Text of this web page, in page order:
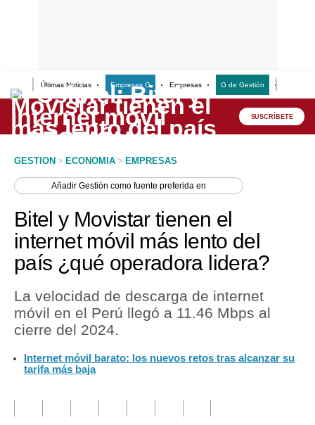
Últimas Noticias Empresas G Empresas G de Gestión
Lo último
Peru Quiosco
Economía
Mercados
Política
Finanzas Personales
Inmobiliarias
SUSCRÍBETE
GESTION > ECONOMIA > EMPRESAS
AñadirGestión como fuente preferida en
Bitel y Movistar tienen el
internet móvil más lento del
país ¿qué operadora lidera?
La velocidad de descarga de internet
móvil en el Perú llegó a 11.46 Mbps al
cierre del 2024.
Internet móvil barato: los nuevos retos tras alcanzar su
tarifa más baja